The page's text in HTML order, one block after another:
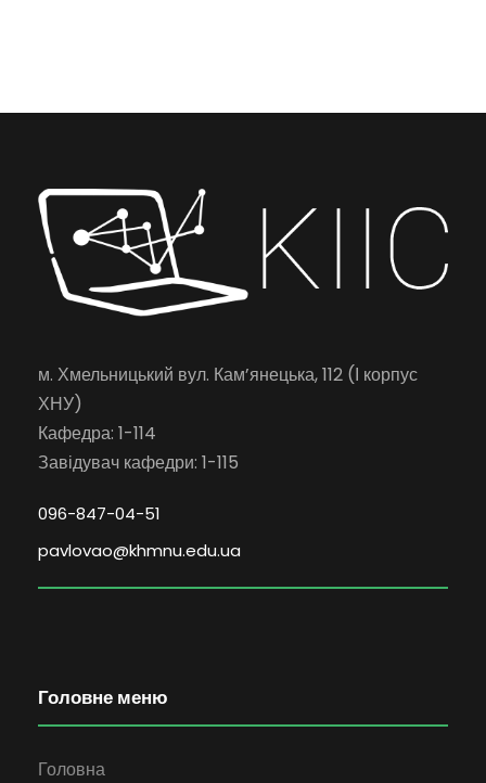
м. Хмельницький вул. Кам’янецька, 112 (І корпус
ХНУ)
Кафедра: 1-114
Завідувач кафедри: 1-115
096-847-04-51
pavlovao@khmnu.edu.ua
Головне меню
Головна